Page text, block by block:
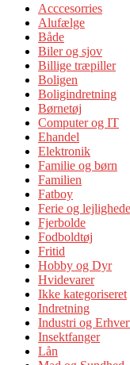
Acccesorries
Alufælge
Både
Biler og sjov
Billige træpiller
Boligen
Boligindretning
Børnetøj
Computer og IT
Ehandel
Elektronik
Familie og børn
Familien
Fatboy
Ferie og
Fjerbolde
Fodboldtøj
Fritid
Hobby og Dyr
Hvidevarer
Ikke kategoriseret
Indretning
Industri og
Insektfanger
Lån